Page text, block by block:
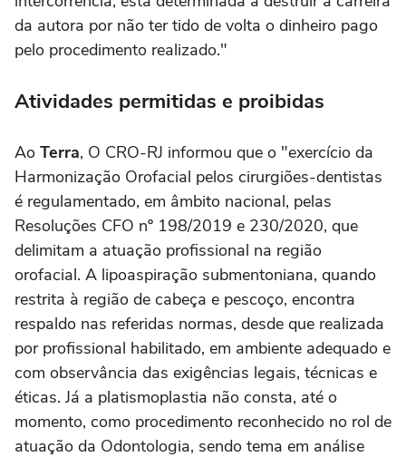
da autora por não ter tido de volta o dinheiro pago
pelo procedimento realizado."
Atividades permitidas e proibidas
Ao Terra, O CRO-RJ informou que o "exercício da
Harmonização Orofacial pelos cirurgiões-dentistas
é regulamentado, em âmbito nacional, pelas
Resoluções CFO nº 198/2019 e 230/2020, que
delimitam a atuação profissional na região
orofacial. A lipoaspiração submentoniana, quando
restrita à região de cabeça e pescoço, encontra
respaldo nas referidas normas, desde que realizada
por profissional habilitado, em ambiente adequado e
com observância das exigências legais, técnicas e
éticas. Já a platismoplastia não consta, até o
momento, como procedimento reconhecido no rol de
atuação da Odontologia, sendo tema em análise